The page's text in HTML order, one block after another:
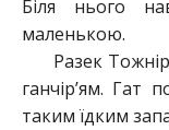
Біля нього
маленькою.
Разек
ганчір’ям. Гат
таким їдким